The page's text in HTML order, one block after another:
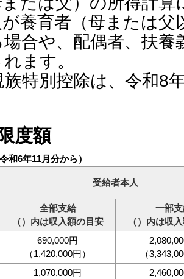
養育者（母または父
合や、配偶者、扶養
ます。
特別控除は、令和8
度額
和6年11月分から）
受給者本人
全部支給
（）内は収入額の目安
一部
（）内は収
690,000円
（1,420,000円）
（
1,070,000円